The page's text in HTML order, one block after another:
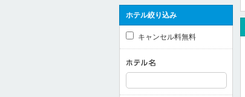
ホテル絞り込み
キャンセル料無料